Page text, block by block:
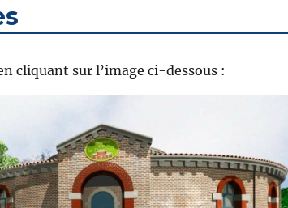
cliquant sur l’image ci-dessous :